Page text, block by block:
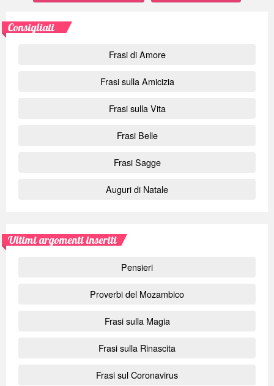
Consigliati
Frasi di Amore
Frasi sulla Amicizia
Frasi sulla Vita
Frasi Belle
Frasi Sagge
Auguri di Natale
Ultimi argomenti inseriti
Pensieri
Proverbi del Mozambico
Frasi sulla Magia
Frasi sulla Rinascita
Frasi sul Coronavirus